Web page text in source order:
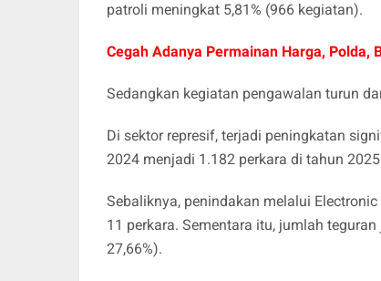
patroli meningkat 5,81% (966 kegiatan).
Cegah Adanya Permainan Harga, Polda,
Sedangkan kegiatan pengawalan turun
Di sektor represif, terjadi peningkatan
2024 menjadi 1.182 perkara di tahun
Sebaliknya, penindakan melalui
11 perkara. Sementara itu, jumlah
27,66%).